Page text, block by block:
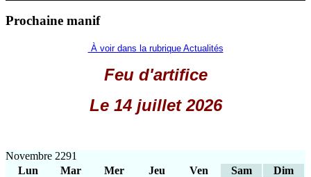
Prochaine manif
À voir dans la rubrique Actualités
Feu d'artifice
Le 14 juillet 2026
Novembre 2291
Lun
Mar Mer Jeu Ven Sam
Dim